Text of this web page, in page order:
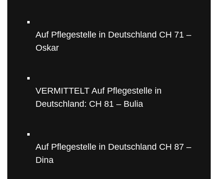
Auf Pflegestelle in Deutschland CH 71 –
Oskar
VERMITTELT Auf Pflegestelle in
Deutschland: CH 81 – Bulia
Auf Pflegestelle in Deutschland CH 87 –
Dina